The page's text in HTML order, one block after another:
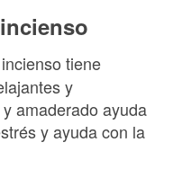
tiene
y
amaderado ayuda
y ayuda con la